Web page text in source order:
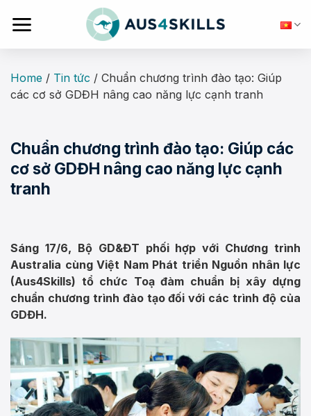
Home / Tin tức / Chuẩn chương trình đào tạo: Giúp
các cơ sở GDĐH nâng cao năng lực cạnh tranh
Chuẩn chương trình đào tạo: Giúp các
cơ sở GDĐH nâng cao năng lực cạnh
tranh
Sáng 17/6, Bộ GD&ĐT phối hợp với Chương trình
Australia cùng Việt Nam Phát triển Nguồn nhân lực
(Aus4Skills) tổ chức Toạ đàm chuẩn bị xây dựng
chuẩn chương trình đào tạo đối với các trình độ của
GDĐH.